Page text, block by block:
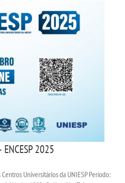
ENCESP 2025
Universitários da UNIESP Período: